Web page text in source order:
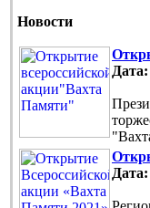
Новости
Дата:
Дата: